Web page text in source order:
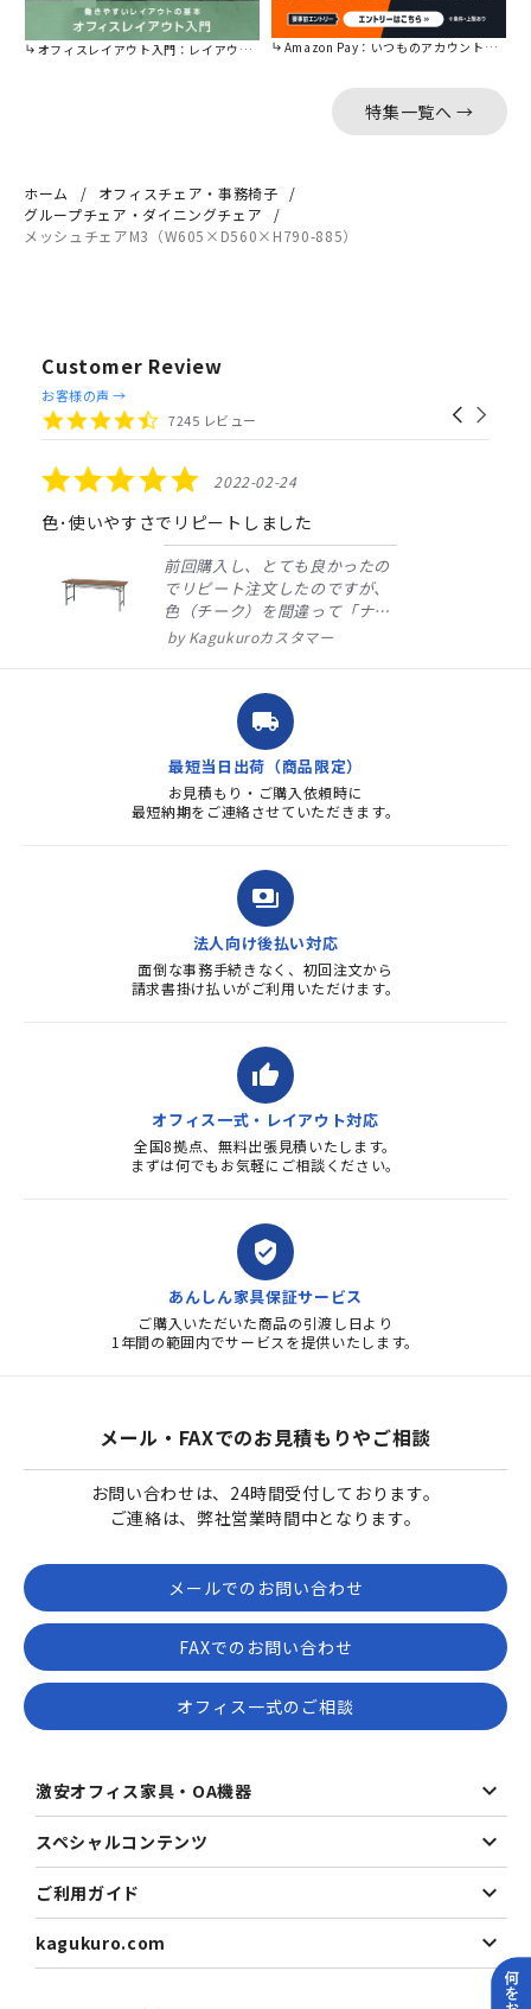
オフィスレイアウト入門：レイアウトの基本をご紹介。 Amazon Pay：いつものアカウントで簡単に決済可能。
特集一覧へ →
ホーム
オフィスチェア・事務椅子
グループチェア・ダイニングチェア
メッシュチェアM3（W605×D560×H790-885）
Customer Review
Reviews
carousel
Carousel
arrows
4.4
star
7245 レビュー
お客様の声 →
5.0
star
rating
2022-02-24
色･使いやすさでリピートしました
前回購入し、とても良かったの
でリピート注文したのですが、
色（チーク）を間違って「ナチ
ュラル」としてしまいました。
ました。商品到着も早く、品
質・使いやすさで満足していま
す。また、リピートするときは
よろしくお...
Kagukuroカスタマー
local_shipping
最短当日出荷（商品限定）
お見積もり・ご購入依頼時に
最短納期をご連絡させていただきます。
payments
法人向け後払い対応
面倒な事務手続きなく、初回注文から
請求書掛け払いがご利用いただけます。
thumb_up
オフィス一式・レイアウト対応
全国8拠点、無料出張見積いたします。
まずは何でもお気軽にご相談ください。
verified_user
あんしん家具保証サービス
ご購入いただいた商品の引渡し日より
1年間の範囲内でサービスを提供いたします。
メール・FAXでのお見積もりやご相談
お問い合わせは、24時間受付しております。
ご連絡は、弊社営業時間中となります。
メールでのお問い合わせ
FAXでのお問い合わせ
オフィス一式のご相談
激安オフィス家具・OA機器
スペシャルコンテンツ
ご利用ガイド
kagukuro.com